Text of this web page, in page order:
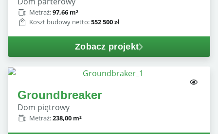
Metraż:97,66 m²
Koszt budowy netto:552 500 zł
Zobacz projekt
Groundbreaker
dom piętrowy
Metraż:238,00 m²